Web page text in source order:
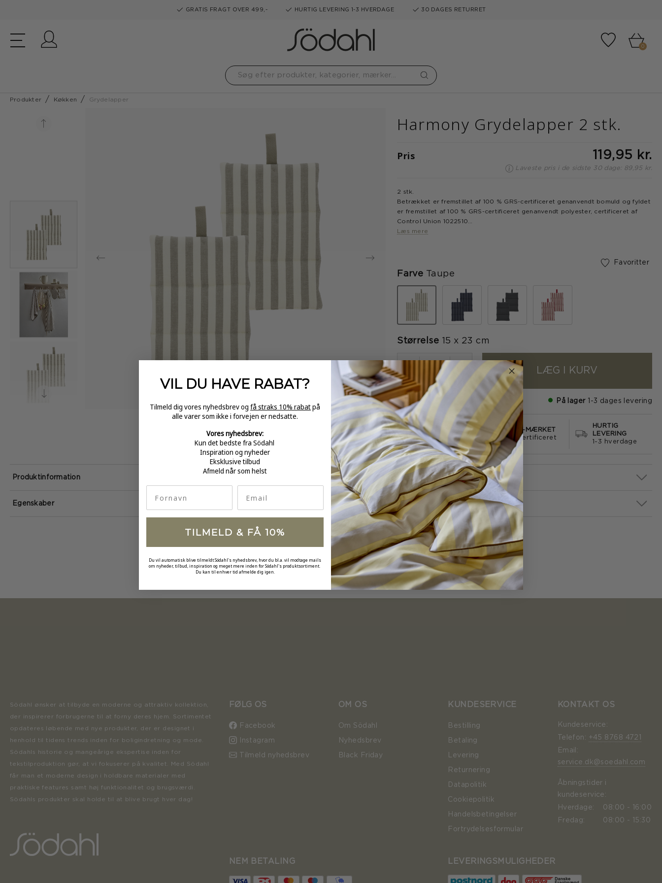
GRATIS FRAGT OVER 499,- HURTIG LEVERING 1-3 HVERDAGE 30 DAGES RETURRET
Tilføj til
0
Produkter Køkken Grydelapper
Harmony Grydelapper 2 stk.
Pris 119,95 kr.
Laveste pris i de sidste 30 dage: 89,95 kr.
2 stk.
Betrækket er fremstillet af 100 % GRS-certificeret genanvendt bomuld og fyldet
er fremstillet af 100 % GRS-certificeret genanvendt polyester, certificeret af
Control Union 1022510
15 x 23 cm
Læs mere
Favoritter
Farve Taupe
valgte
Størrelse 15 x 23 cm
+ LÆG I KURV
På lager 1-3 dages levering
GRATIS FRAGT
over 499
E-MÆRKET
certificeret
HURTIG
LEVERING
1-3 hverdage
Egenskaber
Produktinformation
Södahl ønsker at tilbyde en moderne og attraktiv kollektion,
der inspirerer forbrugerne til at forny deres hjem. Sortimentet
opdateres løbende med nye produkter, der er designet i
henhold til tidens trends inden for boligindretning og mode.
Södahls historie og mangeårige ekspertise inden for
tekstilproduktion gør, at vi fokuserer på kvalitet. Med Södahl
får man et moderne design i holdbare materialer med
praktiske features samt høj funktionalitet og brugsværdi.
Södahls produkter skal holde til at blive brugt hver dag!
FØLG OS
Facebook
Instagram
Tilmeld nyhedsbrev
OM OS
Om Södahl
Nyhedsbrev
Black Friday
KUNDESERVICE
Bestilling
Betaling
Levering
Returnering
Datapolitik
Cookiepolitik
Handelsbetingelser
Fortrydelsesformular
KONTAKT OS
Kundeservice:
Telefon: +45 8768 4721
Email:
service.dk@soedahl.com
Åbningstider i
kundeservice:
Hverdage: 08:00 - 16:00
Fredag: 08:00 - 15:30
NEM BETALING LEVERINGSMULIGHEDER
VIL DU HAVE RABAT?
Tilmeld dig vores nyhedsbrev og få straks 10% rabatpå
alle varer som ikke i forvejen er nedsatte.
Vores nyhedsbrev:
Kun det bedste fra Södahl
Inspiration og nyheder
Eksklusive tilbud
Afmeld når som helst
TILMELD & FÅ 10%
Du vil automatisk blive tilmeldt Södahl's nyhedsbrev, hvor du bl.a. vil modtage mails
om nyheder, tilbud, inspiration og meget mere inden for Södahl's produktsortiment.
Du kan til enhver tid afmelde dig igen.